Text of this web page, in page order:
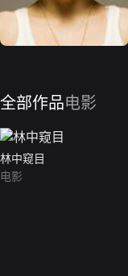
全部作品电影
林中窥目
电影